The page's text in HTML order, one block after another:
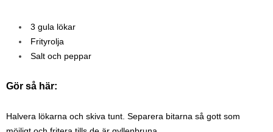
3 gula lökar
Frityrolja
Salt och peppar
Gör så här:
Halvera lökarna och skiva tunt. Separera bitarna så gott som